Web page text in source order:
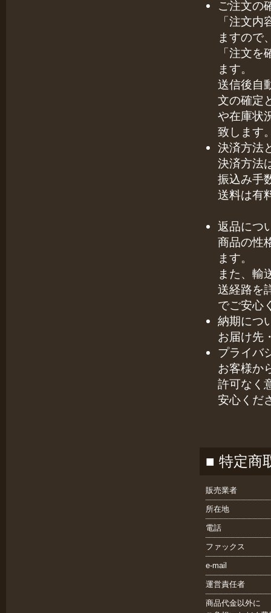
ご注文の
「注文
ますので
「注文
ます。
送信後自
文の確定
や在庫状
致します
決済方法
決済方法
振込み手
送料は有
返品につ
商品の性
ます。
また、輸
送経路を
でご安心
納期につ
お届け先
プライバ
お客様か
許可なく
安心くだ
■ 特定商
販売業者
所在地
電話
ファックス
e-mail
運営責任者
商品代金以外に